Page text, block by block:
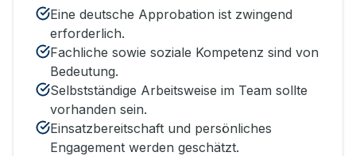
Eine deutsche Approbation ist zwingend
erforderlich.
Fachliche sowie soziale Kompetenz sind von
Bedeutung.
Selbstständige Arbeitsweise im Team sollte
vorhanden sein.
Einsatzbereitschaft und persönliches
Engagement werden geschätzt.